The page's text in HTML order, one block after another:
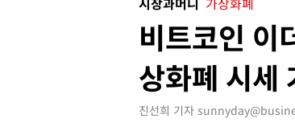
비트코인 이
상화폐 시세
진선희 기자